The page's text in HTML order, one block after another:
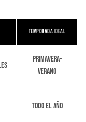
Temporada Ideal
Primavera-
Verano
Todo el año